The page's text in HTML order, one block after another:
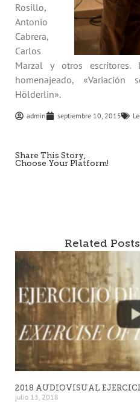
Rosillo,
Antonio
Cabrera,
Carlos
Marzal y otros
homenajeado,
Hölderlin».
admin septiembre 10, 2015
Share This Story,
Choose Your Platform!
Related Posts
2018 AUDIOVISUAL
julio 13, 2018